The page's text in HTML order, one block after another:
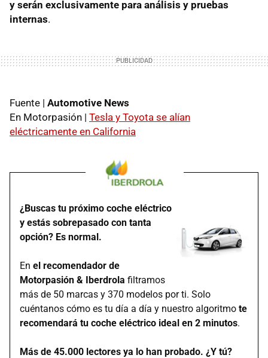
y serán exclusivamente para análisis y pruebas
internas.
Fuente | Automotive News
En Motorpasión | Tesla y Toyota se alían
eléctricamente en California
¿Buscas tu próximo coche eléctrico
y estás sobrepasado con tanta
opción? Es normal.
En el recomendador de
Motorpasión & Iberdrola filtramos
más de 50 marcas y 370 modelos por ti. Solo
cuéntanos cómo es tu día a día y nuestro algoritmo te
recomendará tu coche eléctrico ideal en 2 minutos.
Más de 45.000 lectores ya lo han probado. ¿Y tú?